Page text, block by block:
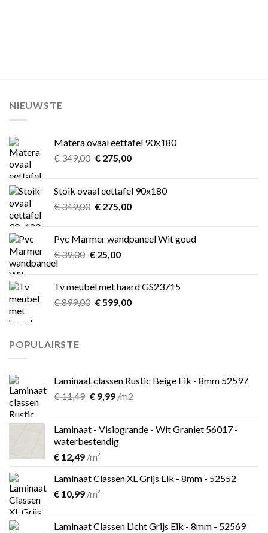
NIEUWSTE
Matera ovaal eettafel 90x180
€349,00 Oorspronkelijke
€ 349,00.
€275,00Huidige
€ 275,00.
Stoik ovaal eettafel 90x180
€349,00 Oorspronkelijke
€ 349,00.
€275,00Huidige
€ 275,00.
Pvc Marmer wandpaneel Wit goud
€39,00 Oorspronkelijke
€ 39,00.
€25,00Huidige
€ 25,00.
Tv meubel met haard GS23715
€899,00 Oorspronkelijke
€599,00Huidige
POPULAIRSTE
Laminaat classen Rustic Beige Eik - 8mm 52597
€11,49 Oorspronkelijke
€ 11,49.
€9,99Huidige
€ 9,99.
/m2
Laminaat - Visiogrande - Wit Graniet 56017 -
waterbestendig
€ 12,49 /m²
Laminaat Classen XL Grijs Eik - 8mm - 52552
€ 10,99 /m²
Laminaat Classen Licht Grijs Eik - 8mm - 52569